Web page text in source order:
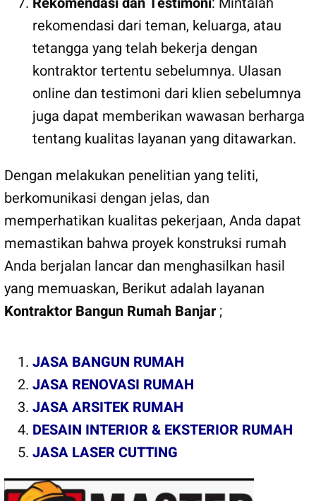
rekomendasi dari teman, keluarga, atau
tetangga yang telah bekerja dengan
kontraktor tertentu sebelumnya. Ulasan
online dan testimoni dari klien sebelumnya
juga dapat memberikan wawasan berharga
tentang kualitas layanan yang ditawarkan.
Dengan melakukan penelitian yang teliti,
berkomunikasi dengan jelas, dan
memperhatikan kualitas pekerjaan, Anda dapat
memastikan bahwa proyek konstruksi rumah
Anda berjalan lancar dan menghasilkan hasil
yang memuaskan, Berikut adalah layanan
Kontraktor Bangun Rumah Banjar;
JASA BANGUN RUMAH
JASA RENOVASI RUMAH
JASA ARSITEK RUMAH
DESAIN INTERIOR & EKSTERIOR RUMAH
JASA LASER CUTTING